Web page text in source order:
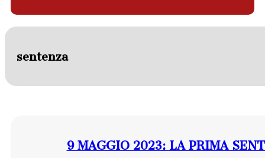
sentenza
9 MAGGIO 2023: LA PRIMA